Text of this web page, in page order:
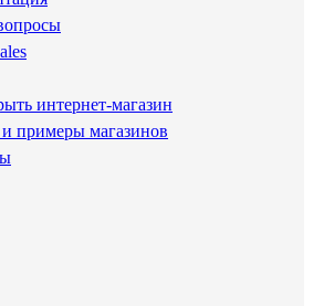
интернет-магазин
примеры магазинов